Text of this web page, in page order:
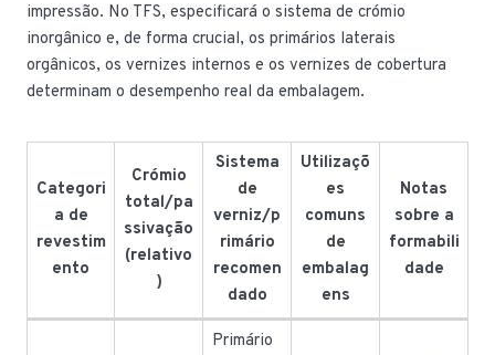
impressão. No TFS, especificará o sistema de crómio
inorgânico e, de forma crucial, os primários laterais
orgânicos, os vernizes internos e os vernizes de cobertura
determinam o desempenho real da embalagem.
Categori
a de
revestim
ento
Crómio
total/pa
ssivação
(relativo
)
Sistema
de
verniz/p
rimário
recomen
dado
Utilizaçõ
es
comuns
de
embalag
ens
Notas
sobre a
formabili
dade
Primário